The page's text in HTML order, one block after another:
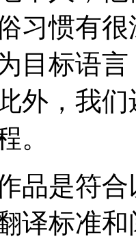
习惯有
目标语
外，我
。
品是符
译标准